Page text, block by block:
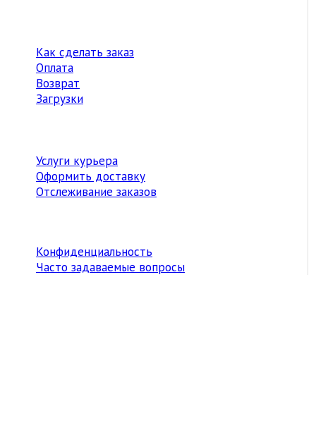
Как сделать заказ
Оплата
Возврат
Загрузки
Услуги курьера
Оформить доставку
Отслеживание заказов
Конфиденциальность
Часто задаваемые вопросы